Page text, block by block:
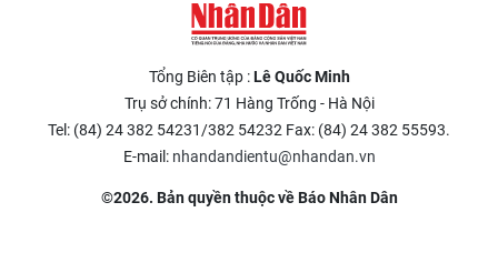
Tổng Biên tập :Lê Quốc Minh
Trụ sở chính: 71 Hàng Trống - Hà Nội
Tel: (84) 24 382 54231/382 54232 Fax: (84) 24 382 55593.
E-mail: nhandandientu@nhandan.vn
©2026. Bản quyền thuộc về Báo Nhân Dân